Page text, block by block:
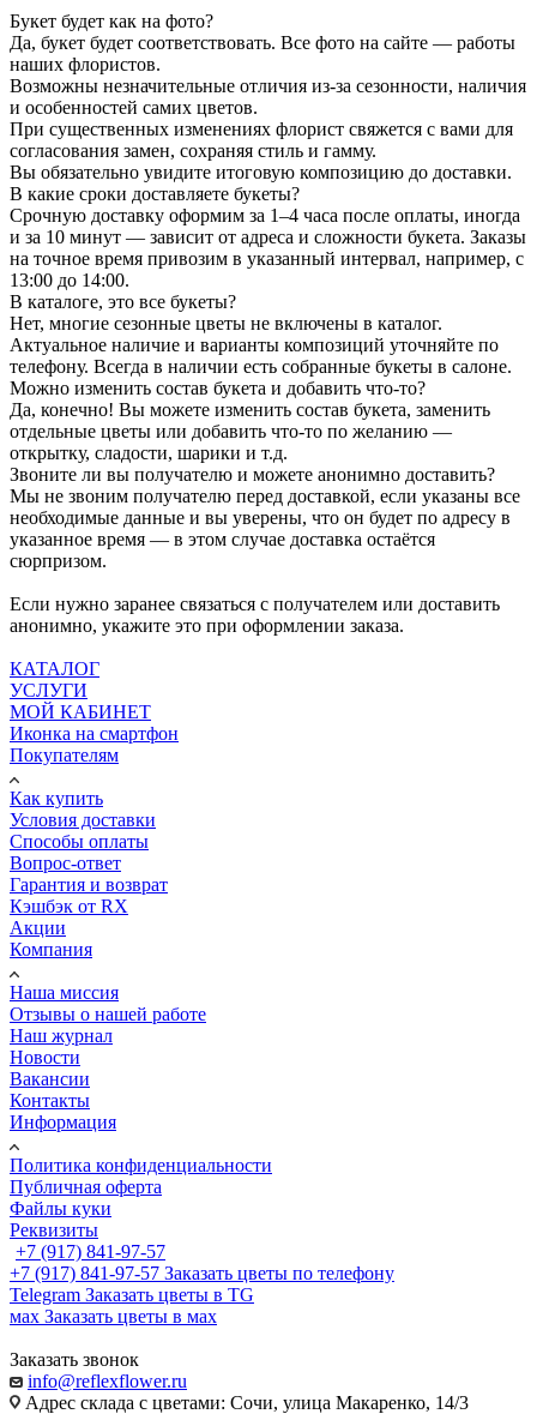
Букет будет как на фото?
Да, букет будет соответствовать. Все фото на сайте — работы
наших флористов.
Возможны незначительные отличия из-за сезонности, наличия
и особенностей самих цветов.
При существенных изменениях флорист свяжется с вами для
согласования замен, сохраняя стиль и гамму.
Вы обязательно увидите итоговую композицию до доставки.
В какие сроки доставляете букеты?
Срочную доставку оформим за 1–4 часа после оплаты, иногда
и за 10 минут — зависит от адреса и сложности букета. Заказы
на точное время привозим в указанный интервал, например, с
13:00 до 14:00.
В каталоге, это все букеты?
Нет, многие сезонные цветы не включены в каталог.
Актуальное наличие и варианты композиций уточняйте по
телефону. Всегда в наличии есть собранные букеты в салоне.
Можно изменить состав букета и добавить что-то?
Да, конечно! Вы можете изменить состав букета, заменить
отдельные цветы или добавить что-то по желанию —
открытку, сладости, шарики и т.д.
Звоните ли вы получателю и можете анонимно доставить?
Мы не звоним получателю перед доставкой, если указаны все
необходимые данные и вы уверены, что он будет по адресу в
указанное время — в этом случае доставка остаётся
сюрпризом.
Если нужно заранее связаться с получателем или доставить
анонимно, укажите это при оформлении заказа.
КАТАЛОГ
УСЛУГИ
МОЙ КАБИНЕТ
Иконка на смартфон
Покупателям
Как купить
Условия доставки
Способы оплаты
Вопрос-ответ
Гарантия и возврат
Кэшбэк от RX
Акции
Компания
Наша миссия
Отзывы о нашей работе
Наш журнал
Новости
Вакансии
Контакты
Информация
Политика конфиденциальности
Публичная оферта
Файлы куки
Реквизиты
+7 (917) 841-97-57
+7 (917) 841-97-57 Заказать цветы по телефону
Telegram Заказать цветы в TG
мах Заказать цветы в мах
Заказать звонок
info@reflexflower.ru
Адрес склада с цветами: Сочи, улица Макаренко, 14/3